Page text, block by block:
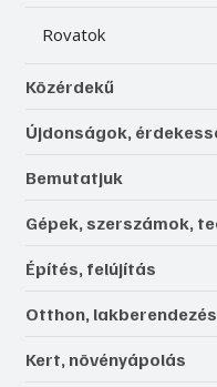
Rovatok
Közérdekű
Újdonságok,
Bemutatjuk
Gépek, szerszámok,
Építés, felújítás
Otthon, lakberendezés
Kert, növényápolás